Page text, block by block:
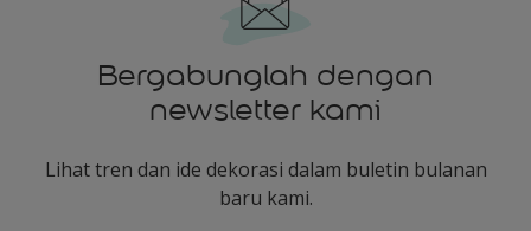
Bergabunglah dengan
newsletter kami
Lihat tren dan ide dekorasi dalam buletin bulanan
baru kami.